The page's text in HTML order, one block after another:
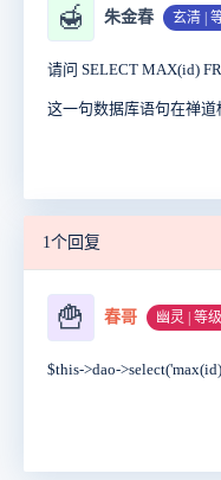
🍯 朱金春 玄清 |
请问 SELECT MAX(id)
这一句数据库语句在禅道
1个回复
🍟 春哥 幽灵 | 等
$this->dao-